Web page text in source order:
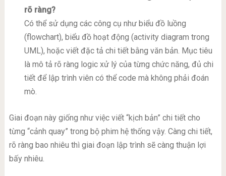
rõ ràng?
Có thể sử dụng các công cụ như biểu đồ luồng
(flowchart), biểu đồ hoạt động (activity diagram trong
UML), hoặc viết đặc tả chi tiết bằng văn bản. Mục tiêu
là mô tả rõ ràng logic xử lý của từng chức năng, đủ chi
tiết để lập trình viên có thể code mà không phải đoán
mò.
Giai đoạn này giống như việc viết “kịch bản” chi tiết cho
từng “cảnh quay” trong bộ phim hệ thống vậy. Càng chi tiết,
rõ ràng bao nhiêu thì giai đoạn lập trình sẽ càng thuận lợi
bấy nhiêu.